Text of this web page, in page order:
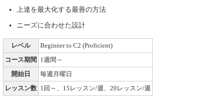
上達を最大化する最善の方法
ニーズに合わせた設計
レベル Beginner to C2 (Proficient)
コース期間 1週間～
開始日 毎週月曜日
レッスン数 1回～、15レッスン/週、20レッスン/週